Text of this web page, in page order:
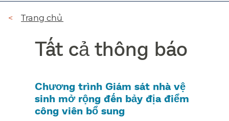
Đường
Trang chủ​​
Tất cả thông báo​​
Chương trình Giám sát nhà vệ
sinh mở rộng đến bảy địa điểm
công viên bổ sung​​